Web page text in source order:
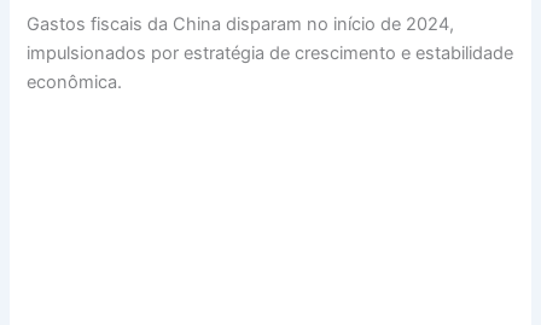
Gastos fiscais da China disparam no início de 2024,
impulsionados por estratégia de crescimento e estabilidade
econômica.